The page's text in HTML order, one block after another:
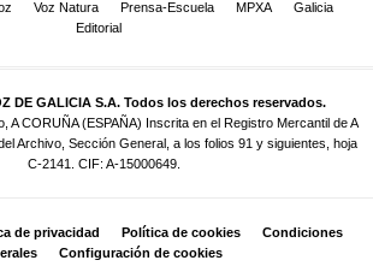
Voz Natura Prensa-Escuela MPXA
Galicia
Editorial
DE GALICIA S.A. Todos los derechos reservados.
A CORUÑA (ESPAÑA) Inscrita en el Registro Mercantil de A
Archivo, Sección General, a los folios 91 y siguientes, hoja
C-2141. CIF: A-15000649.
de privacidad Política de cookies
Condiciones
Configuración de cookies